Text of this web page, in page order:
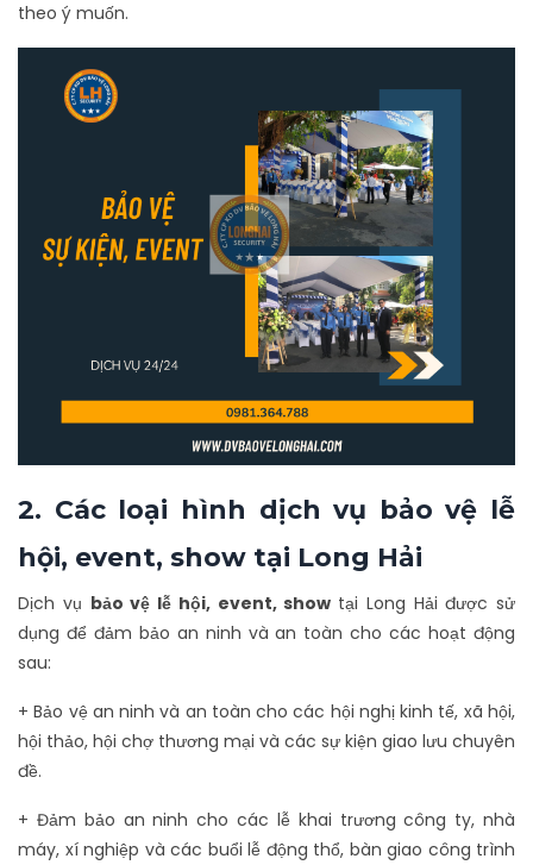
theo ý muốn.
2. Các loại hình dịch vụ bảo vệ lễ
hội, event, show tại Long Hải
Dịch vụ bảo vệ lễ hội, event, show tại Long Hải được sử
dụng để đảm bảo an ninh và an toàn cho các hoạt động
sau:
+ Bảo vệ an ninh và an toàn cho các hội nghị kinh tế, xã hội,
hội thảo, hội chợ thương mại và các sự kiện giao lưu chuyên
đề.
+ Đảm bảo an ninh cho các lễ khai trương công ty, nhà
máy, xí nghiệp và các buổi lễ động thổ, bàn giao công trình